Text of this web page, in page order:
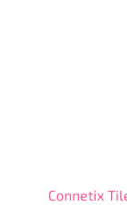
Connetix